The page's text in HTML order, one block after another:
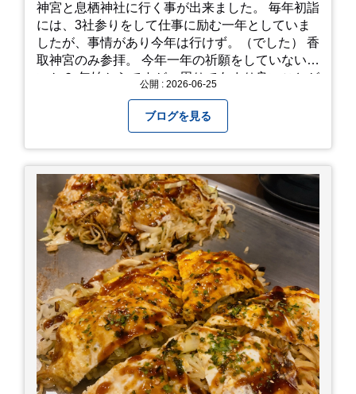
神宮と息栖神社に行く事が出来ました。 毎年初詣
には、3社参りをして仕事に励む一年としていま
したが、事情があり今年は行けず。（でした） 香
取神宮のみ参拝。 今年一年の祈願をしていないせ
いか？ 年始からですが、周りであまり良いことが
から、あっという間に半年が過ぎやっとこさ。 3
日後のこと。不思議ですね。 気にかかる事1つ
目。友人の長期入院から退院の知らせあり！ 気に
かかる事2つ目。疎遠だった知人の訪問あり！ 気
にかかるetcが徐々に....。 気の持ちようと、タイ
ミングかもしれませんが。お宮参りはお薦めで
す。
公開 : 2026-06-25
ブログを見る